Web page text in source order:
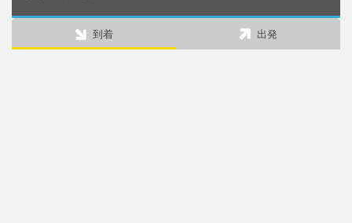
到着 出発